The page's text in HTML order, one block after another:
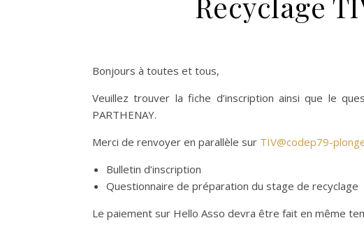
Bonjours à toutes et tous,
Veuillez trouver la fiche d’inscription ainsi que le
PARTHENAY.
Merci de renvoyer en parallèle sur TIV@codep79-
Bulletin d’inscription
Questionnaire de préparation du stage de recyclage
Le paiement sur Hello Asso devra être fait en même